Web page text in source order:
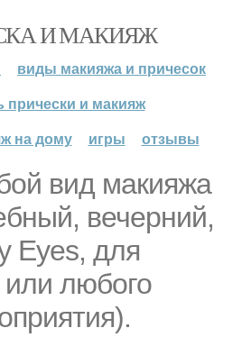
И МАКИЯЖ
виды макияжа и причесок
прически и макияж
на дому
игры отзывы
вид макияжа
вечерний,
Eyes, для
любого